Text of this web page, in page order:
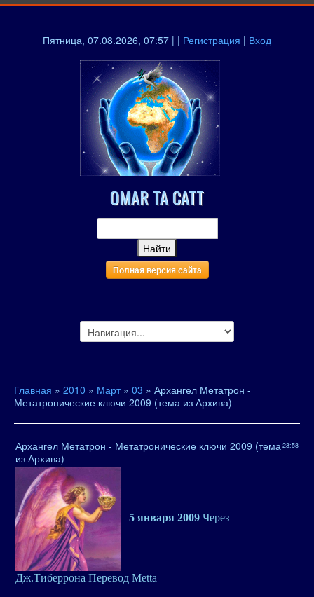
Пятница, 07.08.2026, 07:57 | | Регистрация | Вход
OMAR TA CATT
Полная версия сайта
Главная » 2010 » Март » 03 » Архангел Метатрон -
Метатронические ключи 2009 (тема из Архива)
23:58
Архангел Метатрон - Метатронические ключи 2009 (тема
из Архива)
5 января 2009 Через
Дж.Тиберрона Перевод Metta